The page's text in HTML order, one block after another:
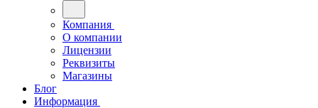
Компания
О компании
Лицензии
Реквизиты
Магазины
Блог
Информация